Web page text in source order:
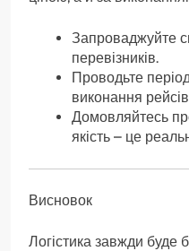
Запроваджуйте
перевізників.
Проводьте
виконання
Домовляйтесь
якість – це
Висновок
Логістика завжди буде